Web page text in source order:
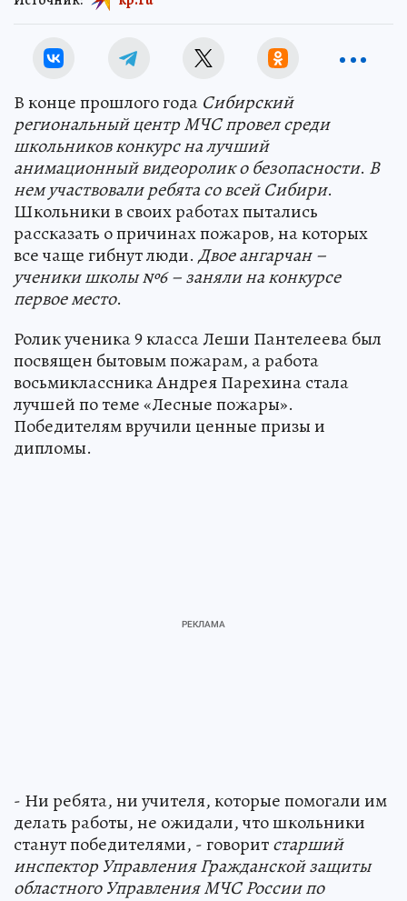
В конце прошлого года Сибирский
региональный центр МЧС провел среди
школьников конкурс на лучший
анимационный видеоролик о безопасности. В
нем участвовали ребята со всей Сибири.
Школьники в своих работах пытались
рассказать о причинах пожаров, на которых
все чаще гибнут люди. Двое ангарчан –
ученики школы №6 – заняли на конкурсе
первое место.
Ролик ученика 9 класса Леши Пантелеева был
посвящен бытовым пожарам, а работа
восьмиклассника Андрея Парехина стала
лучшей по теме «Лесные пожары».
Победителям вручили ценные призы и
дипломы.
- Ни ребята, ни учителя, которые помогали им
делать работы, не ожидали, что школьники
станут победителями, - говоритстарший
инспектор Управления Гражданской защиты
областного Управления МЧС России по